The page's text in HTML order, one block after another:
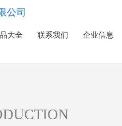
公司
大全 联系我们 企业信息